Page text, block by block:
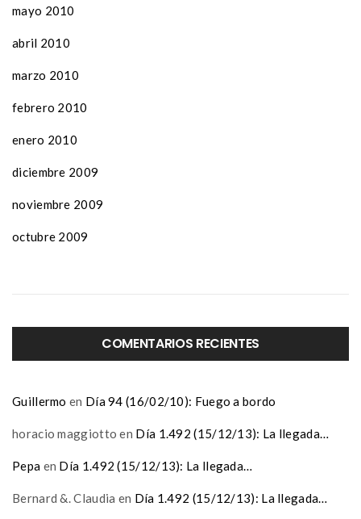
mayo 2010
abril 2010
marzo 2010
febrero 2010
enero 2010
diciembre 2009
noviembre 2009
octubre 2009
COMENTARIOS RECIENTES
Guillermo en Día 94 (16/02/10): Fuego a bordo
horacio maggiotto en Día 1.492 (15/12/13): La llegada…
Pepa en Día 1.492 (15/12/13): La llegada…
Bernard &. Claudia en Día 1.492 (15/12/13): La llegada…